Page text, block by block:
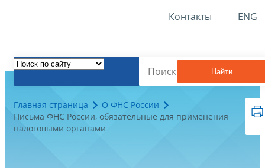
Контакты ENG
Найти
Главная страница
О ФНС России
Письма ФНС России, обязательные для применения
налоговыми органами